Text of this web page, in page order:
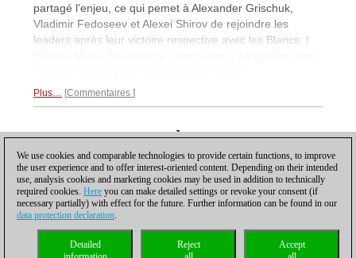
partagé l'enjeu, ce qui pemet à Alexander Grischuk,
Vladimir Fedoseev et Alexei Shirov de rejoindre les
leaders après leur victoire respective avec les Blancs. |
Plus… Commentaires
1
Protection des données| Impressum|Contact|Cookies Management|
Compliance Hotline
© 2017 ChessBase GmbH | Osterbekstraße 90a | D-22083 Hambourg |
We use cookies and comparable technologies to provide certain functions, to improve
the user experience and to offer interest-oriented content. Depending on their intended
use, analysis cookies and marketing cookies may be used in addition to technically
required cookies. Here you can make detailed settings or revoke your consent (if
necessary partially) with effect for the future. Further information can be found in our
data protection declaration.
Accept
Reject
Detailed